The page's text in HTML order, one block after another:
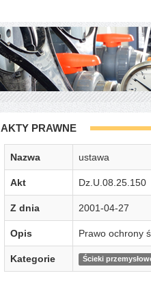
AKTY PRAWNE
Nazwa ustawa
Akt Dz.U.08.25.150
Z dnia 2001-04-27
Opis Prawo ochrony
Kategorie Ścieki